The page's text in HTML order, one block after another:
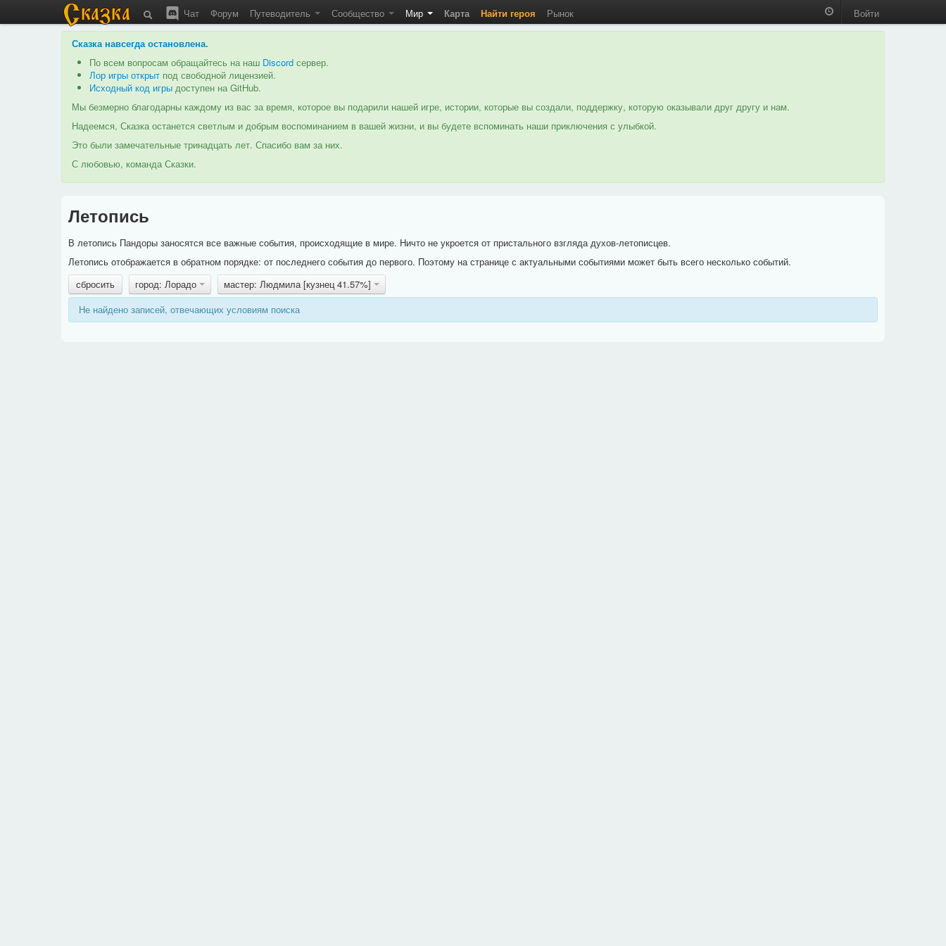
Чат Форум Путеводитель Сообщество Мир Карта Найти героя Рынок Войти
Сказка навсегда остановлена.
По всем вопросам обращайтесь на наш Discord сервер.
Лор игры открыт под свободной лицензией.
Исходный код игры доступен на GitHub.
Мы безмерно благодарны каждому из вас за время, которое вы подарили нашей игре, истории, которые вы создали, поддержку, которую оказывали друг другу и нам.
Надеемся, Сказка останется светлым и добрым воспоминанием в вашей жизни, и вы будете вспоминать наши приключения с улыбкой.
Это были замечательные тринадцать лет. Спасибо вам за них.
С любовью, команда Сказки.
Летопись
В летопись Пандоры заносятся все важные события, происходящие в мире. Ничто не укроется от пристального взгляда духов-летописцев.
Летопись отображается в обратном порядке: от последнего события до первого. Поэтому на странице с актуальными событиями может быть всего несколько событий.
сбросить
город: Лорадо
мастер: Людмила [кузнец 41.57%]
Не найдено записей, отвечающих условиям поиска